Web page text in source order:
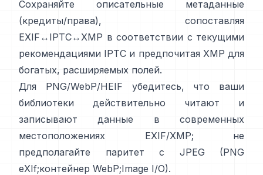
Сохраняйте описательные метаданные
(кредиты/права), сопоставляя
EXIF↔IPTC↔XMP в соответствии с текущими
рекомендациями IPTC и предпочитая XMP для
богатых, расширяемых полей.
Для PNG/WebP/HEIF убедитесь, что ваши
библиотеки действительно читают и
записывают данные в современных
местоположениях EXIF/XMP; не
предполагайте паритет с JPEG (PNG
eXIf;контейнер WebP;Image I/O).